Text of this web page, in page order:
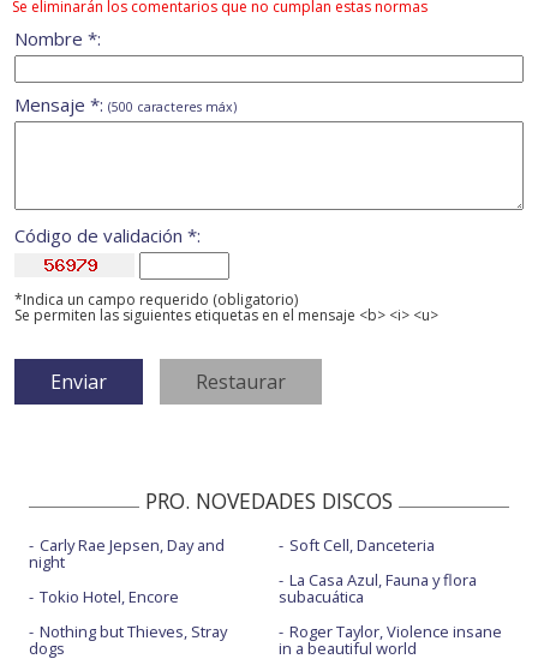
Se eliminarán los comentarios que no cumplan estas normas
Nombre *:
Mensaje *: (500 caracteres máx)
Código de validación *:
*Indica un campo requerido (obligatorio)
Se permiten las siguientes etiquetas en el mensaje <b> <i> <u>
PRO. NOVEDADES DISCOS
Carly Rae Jepsen, Day and
night
Tokio Hotel, Encore
Nothing but Thieves, Stray
dogs
Soft Cell, Danceteria
La Casa Azul, Fauna y flora
subacuática
Roger Taylor, Violence insane
in a beautiful world